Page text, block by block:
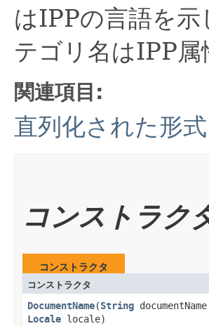
はIPPの言語を示
テゴリ名はIPP
関連項目:
直列化された形式
コンストラク
コンストラクタ
コンストラクタ
DocumentName​(String
Locale locale)